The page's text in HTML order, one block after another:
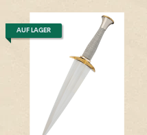
AUF LAGER